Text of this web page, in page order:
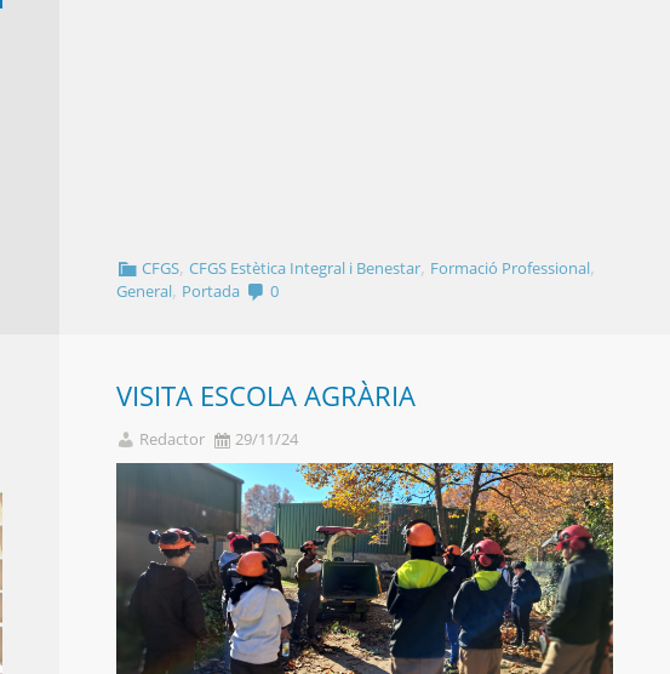
CFGS,CFGS Estètica Integral i Benestar, Formació Professional,
General, Portada 0
VISITA ESCOLA AGRÀRIA
Redactor 29/11/24